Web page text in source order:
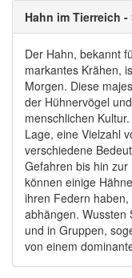
Hahn im Tierreich
Der Hahn, bekannt
markantes Krähen,
Morgen. Diese
der Hühnervögel
menschlichen
Lage, eine Vielzahl
verschiedene
Gefahren bis hin
können einige
ihren Federn
abhängen. Wussten
und in Gruppen,
von einem